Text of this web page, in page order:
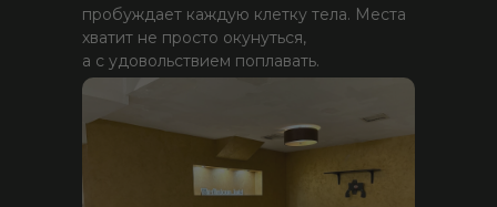
пробуждает каждую клетку тела. Места
хватит не просто окунуться,
а с удовольствием поплавать.